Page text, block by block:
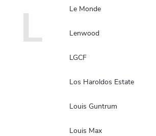
L Le Monde
Lenwood
LGCF
Los Haroldos Estate
Louis Guntrum
Louis Max